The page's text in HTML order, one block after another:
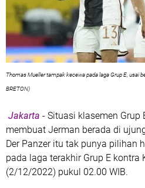
Thomas Mueller tampak kecewa pada laga Grup E, usai
BRETON)
Jakarta - Situasi klasemen Grup
membuat Jerman berada di
Der Panzer itu tak punya pilihan
pada laga terakhir Grup E kontra
(2/12/2022) pukul 02.00 WIB.